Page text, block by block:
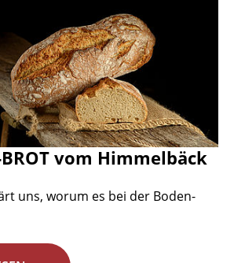
BROT vom Himmelbäck
uns, worum es bei der Boden-